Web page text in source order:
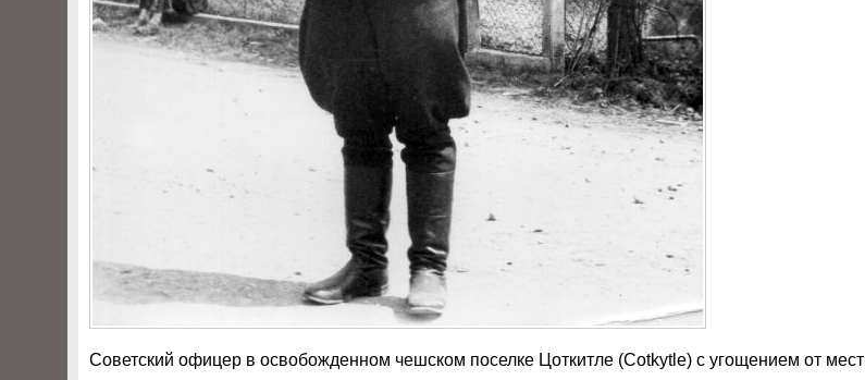
Советский офицер в освобожденном чешском поселке Цоткитле (Cotkytle) с угощением от